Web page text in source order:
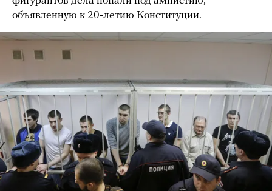
объявленную к 20-летию Конституции.